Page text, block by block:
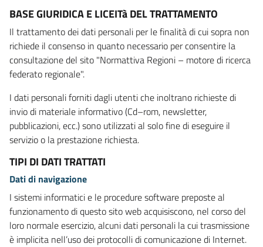
BASE GIURIDICA E LICEITà DEL TRATTAMENTO
Il trattamento dei dati personali per le finalità di cui sopra non
richiede il consenso in quanto necessario per consentire la
consultazione del sito "Normattiva Regioni – motore di ricerca
federato regionale".
I dati personali forniti dagli utenti che inoltrano richieste di
invio di materiale informativo (Cd–rom, newsletter,
pubblicazioni, ecc.) sono utilizzati al solo fine di eseguire il
servizio o la prestazione richiesta.
TIPI DI DATI TRATTATI
Dati di navigazione
I sistemi informatici e le procedure software preposte al
funzionamento di questo sito web acquisiscono, nel corso del
loro normale esercizio, alcuni dati personali la cui trasmissione
è implicita nell’uso dei protocolli di comunicazione di Internet.